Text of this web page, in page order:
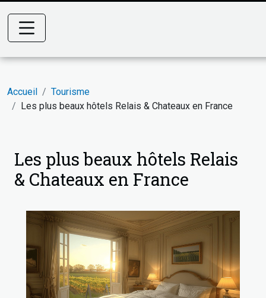
Accueil
Tourisme
Les plus beaux hôtels Relais & Chateaux en France
Les plus beaux hôtels Relais
& Chateaux en France